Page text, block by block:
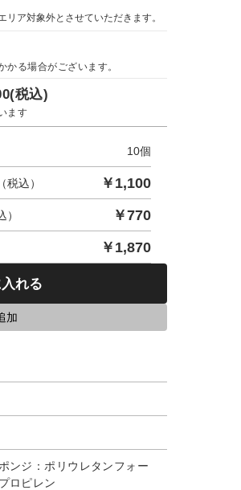
ア対象外とさせていただきます。
る場合がございます。
(税込)
ます
10個
税込） ￥ 1,100
￥770
￥ 1,870
れる
加
ンジ：ポリウレタンフォー
ロピレン